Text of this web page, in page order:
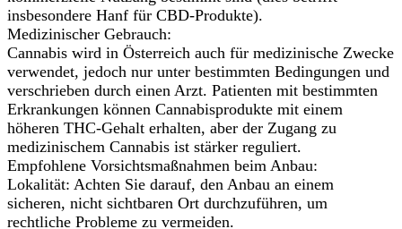
insbesondere Hanf für CBD-Produkte).
Medizinischer Gebrauch:
Cannabis wird in Österreich auch für medizinische Zwecke
verwendet, jedoch nur unter bestimmten Bedingungen und
verschrieben durch einen Arzt. Patienten mit bestimmten
Erkrankungen können Cannabisprodukte mit einem
höheren THC-Gehalt erhalten, aber der Zugang zu
medizinischem Cannabis ist stärker reguliert.
Empfohlene Vorsichtsmaßnahmen beim Anbau:
Lokalität: Achten Sie darauf, den Anbau an einem
sicheren, nicht sichtbaren Ort durchzuführen, um
rechtliche Probleme zu vermeiden.